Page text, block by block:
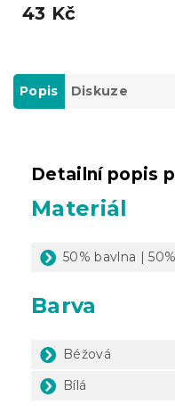
43 Kč
Popis Diskuze
Detailní popis
Materiál
50% bavlna |
Barva
Béžová
Bílá